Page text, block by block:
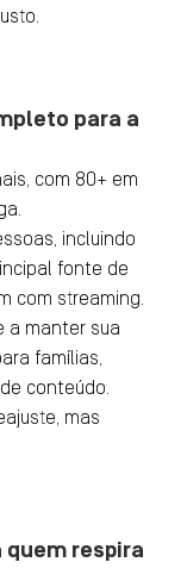
para a
com 80+ em
incluindo
fonte de
com streaming.
a manter sua
famílias,
conteúdo.
mas
quem respira